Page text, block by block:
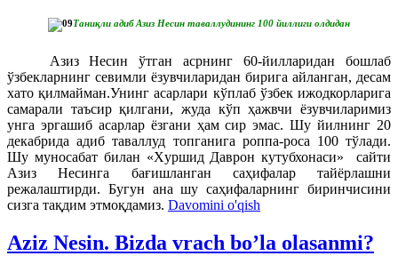
Таниқли адиб Азиз Несин таваллудининг 100 йиллиги олдидан
Азиз Несин ўтган асрнинг 60-йилларидан бошлаб
ўзбекларнинг севимли ёзувчиларидан бирига айланган, десам
хато қилмайман.Унинг асарлари кўплаб ўзбек ижодкорларига
самарали таъсир қилгани, жуда кўп ҳажвчи ёзувчиларимиз
унга эргашиб асарлар ёзгани ҳам сир эмас. Шу йилнинг 20
декабрида адиб таваллуд топганига роппа-роса 100 тўлади.
Шу муносабат билан «Xуршид Даврон кутубхонаси» сайти
Азиз Несинга бағишланган саҳифалар тайёрлашни
режалаштирди. Бугун ана шу саҳифаларнинг биринчисини
сизга тақдим этмоқдамиз. Davomini o'qish
Aziz Nesin. Bizda vrach bo’la olasanmi?